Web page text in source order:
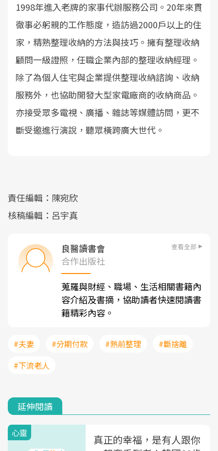
1998年進入老牌的家事代辦服務公司。20年來貫
徹事必躬親的工作態度，造訪過2000戶以上的住
家，精熟整理收納的方法與技巧。擁有整理收納
顧問一級證照，任職企業內部的整理收納經理。
除了為個人住宅與企業提供整理收納諮詢、收納
服務外，也協助開發大型家電廠商的收納商品。
亦接受眾多電視、廣播、雜誌等媒體訪問，更不
斷受邀進行演說，聽眾橫跨廣大世代。
責任編輯：陳宛欣
核稿編輯：呂宇真
良醫讀書會 查看全部
合作出版社
蒐羅與財經、職場、生活相關書籍內
容介紹及書摘，協助讀者快速閱讀書
籍精彩內容。
#夫妻 #分期付款 #熟前整理
#斷捨離
#下流老人
延伸閱讀
心靈
真正的幸福，是有人跟你